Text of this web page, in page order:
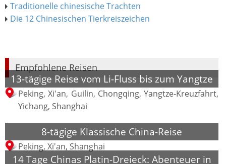
Traditionelle chinesische Trachten
Die 12 Chinesischen Tierkreiszeichen
Empfohlene Reisen
13-tägige Reise vom Li-Fluss bis zum Yangtze
Peking, Xi'an, Guilin, Chongqing, Yangtze-Kreuzfahrt,
Yichang, Shanghai
8-tägige Klassische China-Reise
Peking, Xi'an, Shanghai
14 Tage Chinas Platin-Dreieck: Abenteuer in